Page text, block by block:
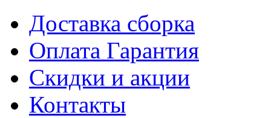
Доставка сборка
Оплата Гарантия
Скидки и акции
Контакты